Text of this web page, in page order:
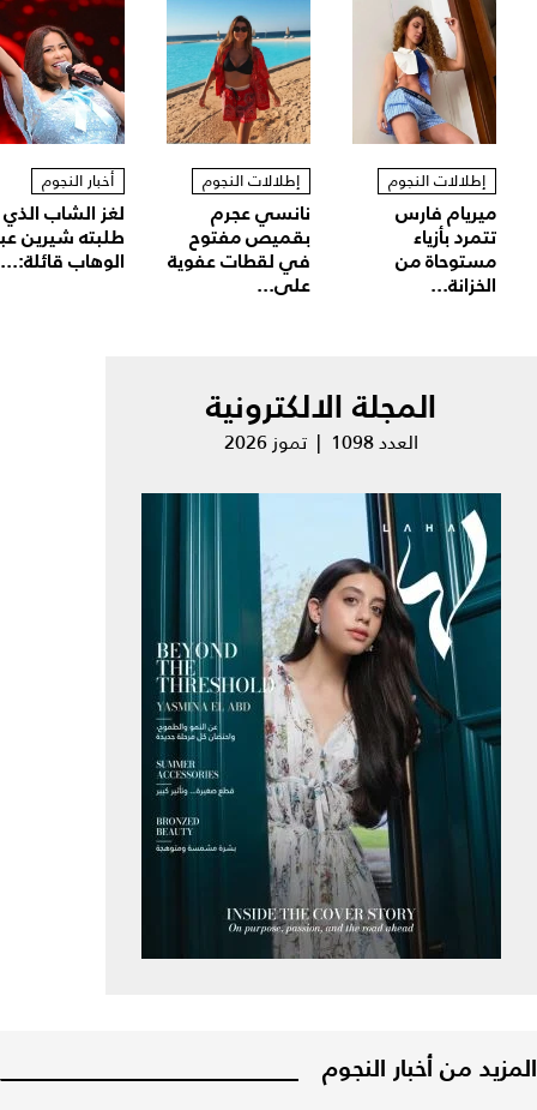
إطلالات النجوم
ميريام فارس
تتمرد بأزياء
مستوحاة من
الخزانة...
إطلالات النجوم
نانسي عجرم
بقميص مفتوح
في لقطات عفوية
على...
أخبار النجوم
لغز الشاب الذي
طلبته شيرين
الوهاب قائلة:...
المجلة الالكترونية
العدد 1098 | تموز 2026
المزيد من أخبار النجوم